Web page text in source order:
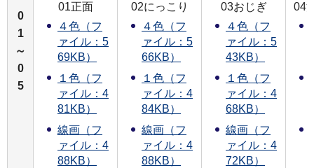
0
1
～
0
5
01正面
４色（フ
ァイル：5
69KB）
１色（フ
ァイル：4
81KB）
線画（フ
ァイル：4
88KB）
02にっこり
４色（フ
ァイル：5
66KB）
１色（フ
ァイル：4
84KB）
線画（フ
ァイル：4
88KB）
03おじぎ
４色（フ
ァイル：5
43KB）
１色（フ
ァイル：4
68KB）
線画（フ
ァイル：4
72KB）
04